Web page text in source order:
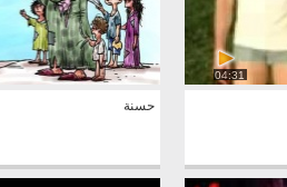
04:31
حسنة